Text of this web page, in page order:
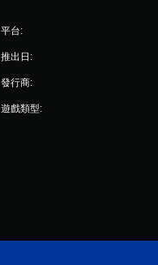
平台:
推出日:
發行商:
遊戲類型: